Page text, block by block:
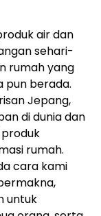
air dan
sehari-
rumah yang
pun berada.
Jepang,
di dunia dan
rumah.
cara kami
untuk